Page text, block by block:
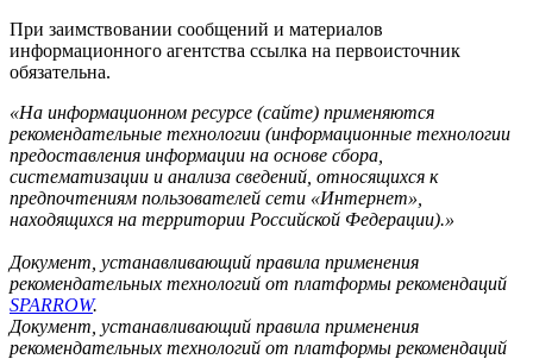
При заимствовании сообщений и материалов
информационного агентства ссылка на первоисточник
обязательна.
«На информационном ресурсе (сайте) применяются
рекомендательные технологии (информационные технологии
предоставления информации на основе сбора,
систематизации и анализа сведений, относящихся к
предпочтениям пользователей сети «Интернет»,
находящихся на территории Российской Федерации).»
Документ, устанавливающий правила применения
рекомендательных технологий от платформы рекомендаций
SPARROW.
Документ, устанавливающий правила применения
рекомендательных технологий от платформы рекомендаций